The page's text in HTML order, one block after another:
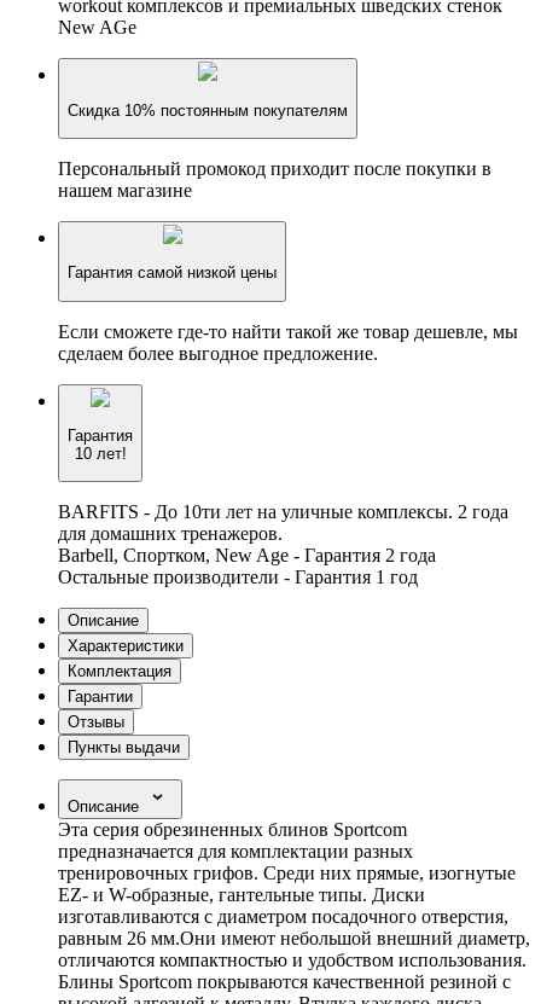
workout комплексов и премиальных шведских стенок
New AGe
Скидка 10% постоянным покупателям
Персональный промокод приходит после покупки в
нашем магазине
Гарантия самой низкой цены
Если сможете где-то найти такой же товар дешевле, мы
сделаем более выгодное предложение.
Гарантия
10 лет!
BARFITS - До 10ти лет на уличные комплексы. 2 года
для домашних тренажеров.
Barbell, Спортком, New Age - Гарантия 2 года
Остальные производители - Гарантия 1 год
Описание
Характеристики
Комплектация
Гарантии
Отзывы
Пункты выдачи
Описание
Эта серия обрезиненных блинов Sportcom
предназначается для комплектации разных
тренировочных грифов. Среди них прямые, изогнутые
EZ- и W-образные, гантельные типы. Диски
изготавливаются с диаметром посадочного отверстия,
равным 26 мм.Они имеют небольшой внешний диаметр,
отличаются компактностью и удобством использования.
Блины Sportcom покрываются качественной резиной с